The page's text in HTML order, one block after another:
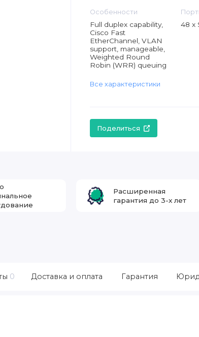
Особенности
Full duplex capability,
Cisco Fast
EtherChannel, VLAN
support, manageable,
Weighted Round
Robin (WRR) queuing
48 x
Все характеристики
Поделиться
Расширенная
гарантия до 3-х лет
0 Доставка и оплата Гарантия